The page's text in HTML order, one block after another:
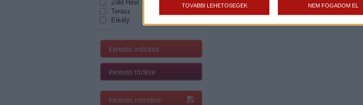
TOVÁBBI LEHETŐSÉGEK NEM FOGADOM EL
Zöld Hitel
Terasz
Erkély
Keresés indítása
Keresés törlése
Keresés mentése